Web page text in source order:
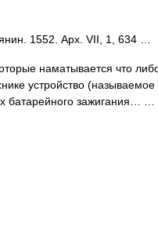
1552. Арх. VII, 1, 634 …
наматывается что
устройство
батарейного зажигания… …